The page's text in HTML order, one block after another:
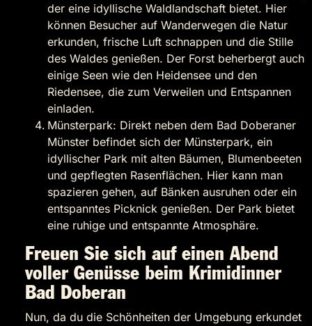
der eine idyllische Waldlandschaft bietet. Hier
können Besucher auf Wanderwegen die Natur
erkunden, frische Luft schnappen und die Stille
des Waldes genießen. Der Forst beherbergt auch
einige Seen wie den Heidensee und den
Riedensee, die zum Verweilen und Entspannen
einladen.
Münsterpark: Direkt neben dem Bad Doberaner
Münster befindet sich der Münsterpark, ein
idyllischer Park mit alten Bäumen, Blumenbeeten
und gepflegten Rasenflächen. Hier kann man
spazieren gehen, auf Bänken ausruhen oder ein
entspanntes Picknick genießen. Der Park bietet
eine ruhige und entspannte Atmosphäre.
Freuen Sie sich auf einen Abend
voller Genüsse beim Krimidinner
Bad Doberan
Nun, da du die Schönheiten der Umgebung erkundet